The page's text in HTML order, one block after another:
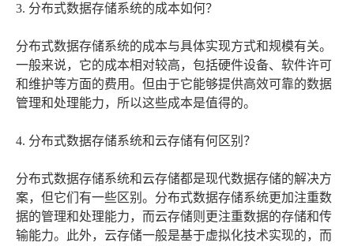
3. 分布式数据存储系统的成本如何？
分布式数据存储系统的成本与具体实现方式和规模有关。
一般来说，它的成本相对较高，包括硬件设备、软件许可
和维护等方面的费用。但由于它能够提供高效可靠的数据
管理和处理能力，所以这些成本是值得的。
4. 分布式数据存储系统和云存储有何区别？
分布式数据存储系统和云存储都是现代数据存储的解决方
案，但它们有一些区别。分布式数据存储系统更加注重数
据的管理和处理能力，而云存储则更注重数据的存储和传
输能力。此外，云存储一般是基于虚拟化技术实现的，而